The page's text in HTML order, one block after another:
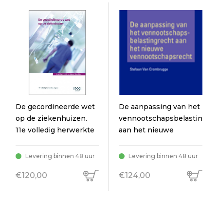
De gecordineerde wet
op de ziekenhuizen.
11e volledig herwerkte
Levering binnen 48 uur
€120,00
De aanpassing van het
aan het nieuwe
Levering binnen 48 uur
€124,00